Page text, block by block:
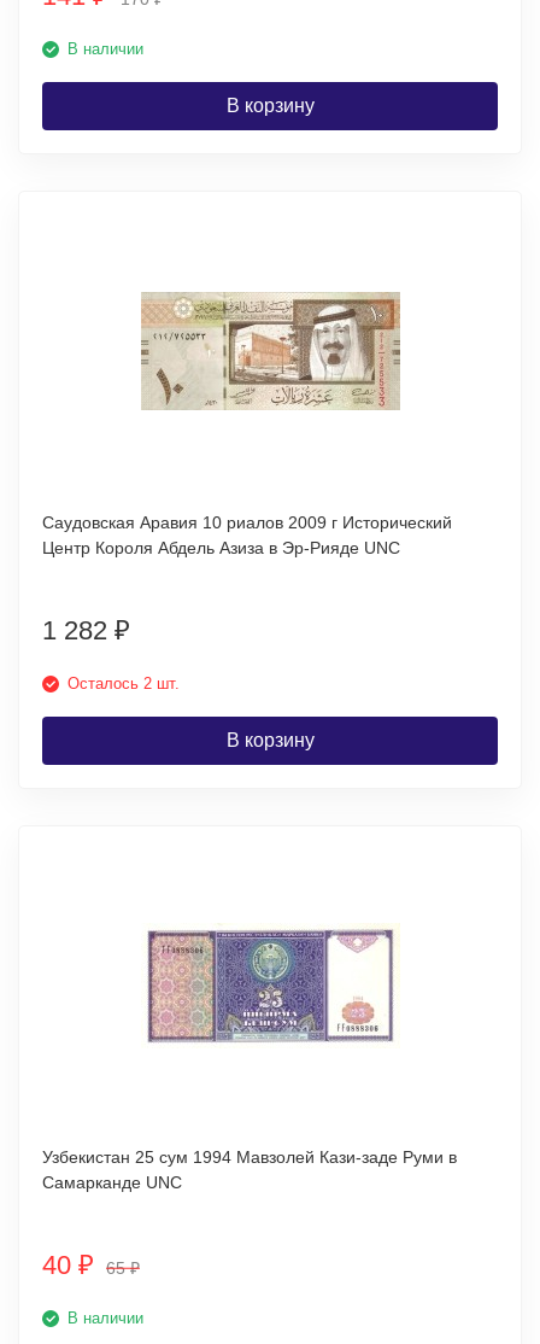
В наличии
В корзину
Саудовская Аравия 10 риалов 2009 г Исторический
Центр Короля Абдель Азиза в Эр-Рияде UNC
1 282 ₽
Осталось 2 шт.
В корзину
Узбекистан 25 сум 1994 Мавзолей Кази-заде Руми в
Самарканде UNC
40 ₽ 65₽
В наличии